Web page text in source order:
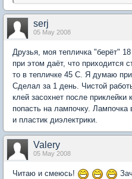
serj
05 May 2008
Друзья, моя тепличка "берёт"
при этом даёт, что приходится
то в тепличке 45 С. Я думаю
Сделал за 1 день. Чистой
клей засохнет после
попасть на лампочку.
и пластик диэлектрики.
Valery
05 May 2008
Читаю и смеюсь!